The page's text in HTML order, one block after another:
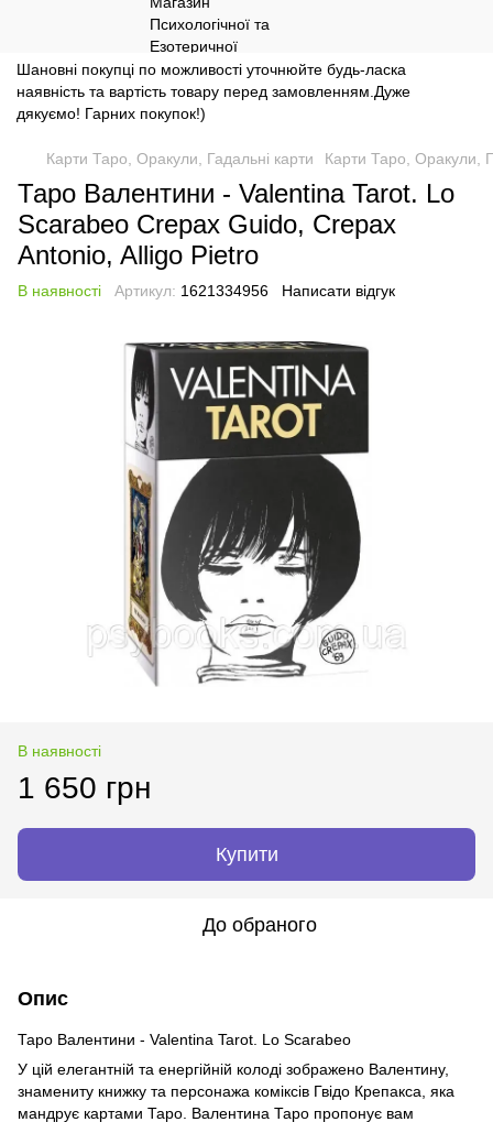
Шановні покупці по можливості уточнюйте будь-ласка
наявність та вартість товару перед замовленням.Дуже
дякуємо! Гарних покупок!)
Карти Таро, Оракули, Гадальні карти Карти Таро, Оракули,
Таро Валентини - Valentina Tarot. Lo
Scarabeo Crepax Guido, Crepax
Antonio, Alligo Pietro
В наявності Артикул: 1621334956 Написати відгук
В наявності
1 650 грн
Купити
До обраного
Опис
Таро Валентини - Valentina Tarot. Lo Scarabeo
У цій елегантній та енергійній колоді зображено Валентину,
знамениту книжку та персонажа коміксів Гвідо Крепакса, яка
мандрує картами Таро. Валентина Таро пропонує вам